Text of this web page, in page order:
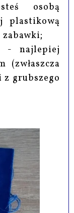
osobą
plastikową
- najlepiej
grubszego